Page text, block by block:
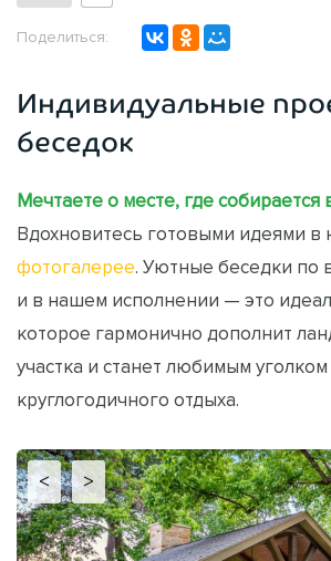
Поделиться:
Индивидуальные
беседок
Мечтаете о месте, где собирается
Вдохновитесь готовыми идеями в
фотогалерее. Уютные беседки по
и в нашем исполнении — это
которое гармонично дополнит
участка и станет любимым уголком
круглогодичного отдыха.
< >